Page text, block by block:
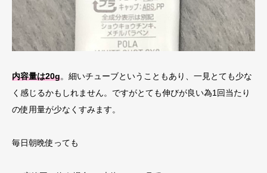
内容量は20g。 細いチューブということもあり、一見とても少な
く感じるかもしれません。ですがとても伸びが良い為1回当たり
の使用量が少なくすみます。
毎日朝晩使っても